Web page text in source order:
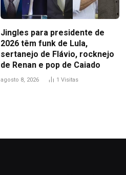
Jingles para presidente de
2026 têm funk de Lula,
sertanejo de Flávio, rocknejo
de Renan e pop de Caiado
agosto 8, 2026 1 Visitas